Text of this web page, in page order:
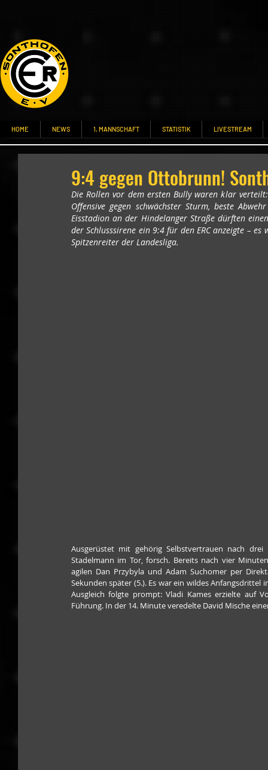
HOME NEWS 1. MANNSCHAFT STATISTIK LIVESTREAM
9:4 gegen Ottobrunn!
Die Rollen vor dem ersten Bully waren klar verteilt:
Offensive gegen schwächster Sturm, beste
Eisstadion an der Hindelanger Straße dürften
der Schlusssirene ein 9:4 für den ERC anzeigte –
Spitzenreiter der Landesliga.
Ausgerüstet mit gehörig Selbstvertrauen nach drei
Stadelmann im Tor, forsch. Bereits nach vier
agilen Dan Przybyla und Adam Suchomer per
Sekunden später (5.). Es war ein wildes Anfangsdrittel
Ausgleich folgte prompt: Vladi Kames erzielte auf
Führung. In der 14. Minute veredelte David Mische